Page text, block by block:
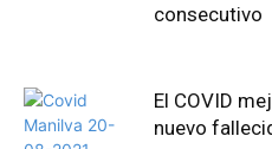
consecutivo
El COVID
nuevo